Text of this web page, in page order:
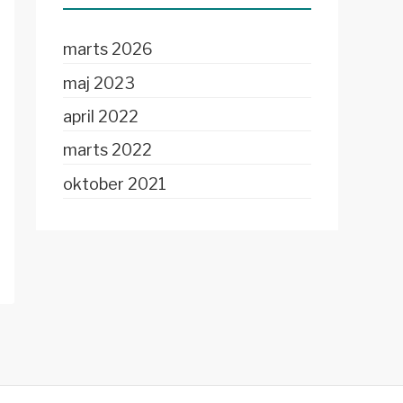
marts 2026
maj 2023
april 2022
marts 2022
oktober 2021